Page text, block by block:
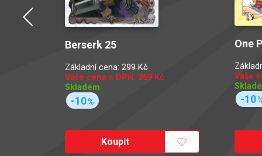
Berserk 25
Základní cena:299 Kč
Vaše cena s DPH: 269 Kč
Skladem
-10%
Koupit
One
Vaše
-10